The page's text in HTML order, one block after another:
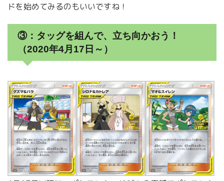
ドを始めてみるのもいいですね！
③：タッグを組んで、立ち向かおう！
（2020年4月17日～）